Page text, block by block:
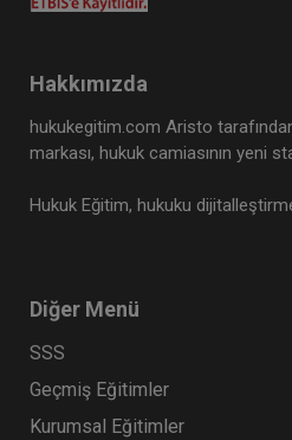
Hakkımızda
hukukegitim.com Aristo
markası, hukuk camiasının yeni
Hukuk Eğitim, hukuku
Diğer Menü
SSS
Geçmiş Eğitimler
Kurumsal Eğitimler